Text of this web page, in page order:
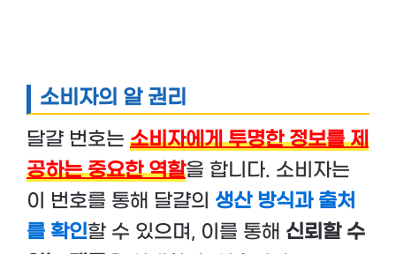
소비자의 알 권리
달걀 번호는 소비자에게 투명한 정보를 제
공하는 중요한 역할을 합니다. 소비자는
이 번호를 통해 달걀의 생산 방식과 출처
를 확인할 수 있으며, 이를 통해 신뢰할 수